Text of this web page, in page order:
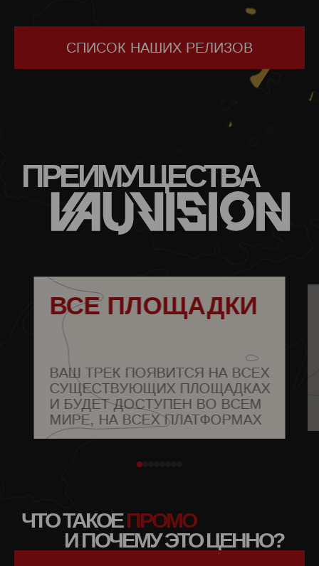
СПИСОК НАШИХ РЕЛИЗОВ
ПРЕИМУЩЕСТВА
ВСЕ ПЛОЩАДКИ
ВАШ ТРЕК ПОЯВИТСЯ НА ВСЕХ
СУЩЕСТВУЮЩИХ ПЛОЩАДКАХ
И БУДЕТ ДОСТУПЕН ВО ВСЕМ
МИРЕ, НА ВСЕХ ПЛАТФОРМАХ
ЧТО ТАКОЕПРОМО
И ПОЧЕМУ ЭТО ЦЕННО?